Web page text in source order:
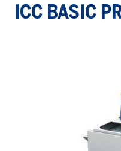
ICC BASIC